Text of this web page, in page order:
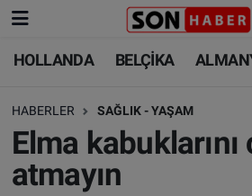
HOLLANDA BELÇİKA
HABERLER SAĞLIK - YAŞAM
Elma kabuklarını
atmayın
HOLLANDA
BELÇİKA
ALMANYA
HOLLANDA
BELÇİKA
ALMANYA
Nöbetçi Eczaneler
Hava Durumu
Trafik Durumu